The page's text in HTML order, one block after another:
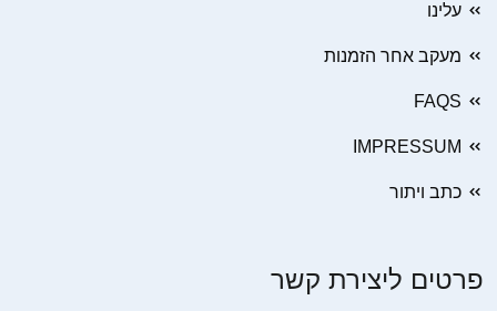
עלינו
מעקב אחר הזמנות
FAQS
IMPRESSUM
כתב ויתור
פרטים ליצירת קשר